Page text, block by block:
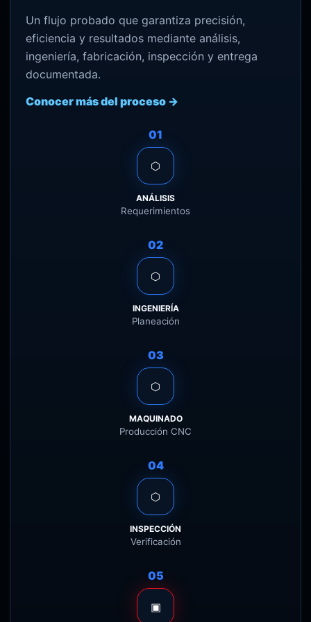
Un flujo probado que garantiza precisión,
eficiencia y resultados mediante análisis,
ingeniería, fabricación, inspección y entrega
documentada.
Conocer más del proceso →
01
⬡
ANÁLISIS
Requerimientos
02
⬡
INGENIERÍA
Planeación
03
⬡
MAQUINADO
Producción CNC
04
⬡
INSPECCIÓN
Verificación
05
▣